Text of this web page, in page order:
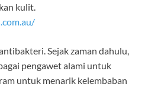
kulit.
Sejak zaman dahulu,
pengawet alami untuk
untuk menarik kelembaban